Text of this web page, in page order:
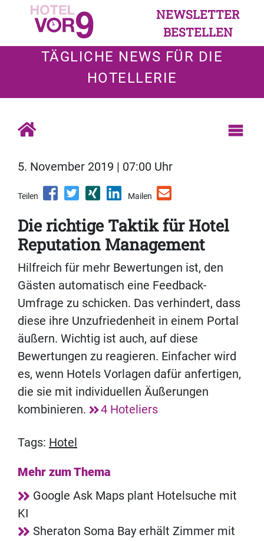
NEWSLETTER
BESTELLEN
TÄGLICHE NEWS FÜR DIE
HOTELLERIE
5. November 2019 | 07:00 Uhr
Teilen Mailen
Die richtige Taktik für Hotel
Reputation Management
Hilfreich für mehr Bewertungen ist, den
Gästen automatisch eine Feedback-
Umfrage zu schicken. Das verhindert, dass
diese ihre Unzufriedenheit in einem Portal
äußern. Wichtig ist auch, auf diese
Bewertungen zu reagieren. Einfacher wird
es, wenn Hotels Vorlagen dafür anfertigen,
die sie mit individuellen Äußerungen
kombinieren.
4 Hoteliers
Tags: Hotel
Mehr zum Thema
Google Ask Maps plant Hotelsuche mit
KI
Sheraton Soma Bay erhält Zimmer mit